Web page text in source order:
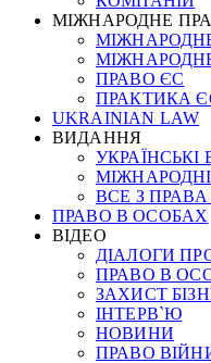
МІЖНАРОДНЕ
ПРАВО ЄС
ПРАКТИКА
UKRAINIAN LAW
ВИДАННЯ
ВСЕ З ПРАВА
ПРАВО В ОСОБАХ
ВІДЕО
ДІАЛОГИ
ПРАВО В
ЗАХИСТ
ІНТЕРВ`Ю
НОВИНИ
ПРАВО